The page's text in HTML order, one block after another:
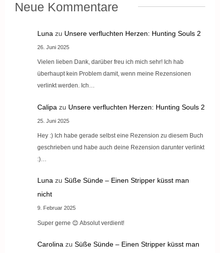
Neue Kommentare
Luna zu Unsere verfluchten Herzen: Hunting Souls 2
26. Juni 2025
Vielen lieben Dank, darüber freu ich mich sehr! Ich hab
überhaupt kein Problem damit, wenn meine Rezensionen
verlinkt werden. Ich…
Calipa zu Unsere verfluchten Herzen: Hunting Souls 2
25. Juni 2025
Hey :) Ich habe gerade selbst eine Rezension zu diesem Buch
geschrieben und habe auch deine Rezension darunter verlinkt
:)…
Luna zu Süße Sünde – Einen Stripper küsst man
nicht
9. Februar 2025
Super gerne 😊 Absolut verdient!
Carolina zu Süße Sünde – Einen Stripper küsst man